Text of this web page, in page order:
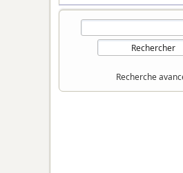
Recherche